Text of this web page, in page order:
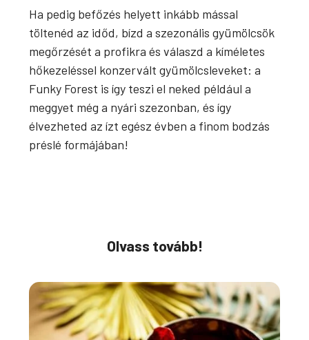
Ha pedig befőzés helyett inkább mással
töltenéd az időd, bízd a szezonális gyümölcsök
megőrzését a profikra és válaszd a kíméletes
hőkezeléssel konzervált gyümölcsleveket: a
Funky Forest is így teszi el neked például a
meggyet még a nyári szezonban, és így
élvezheted az ízt egész évben a finom bodzás
préslé formájában!
Olvass tovább!